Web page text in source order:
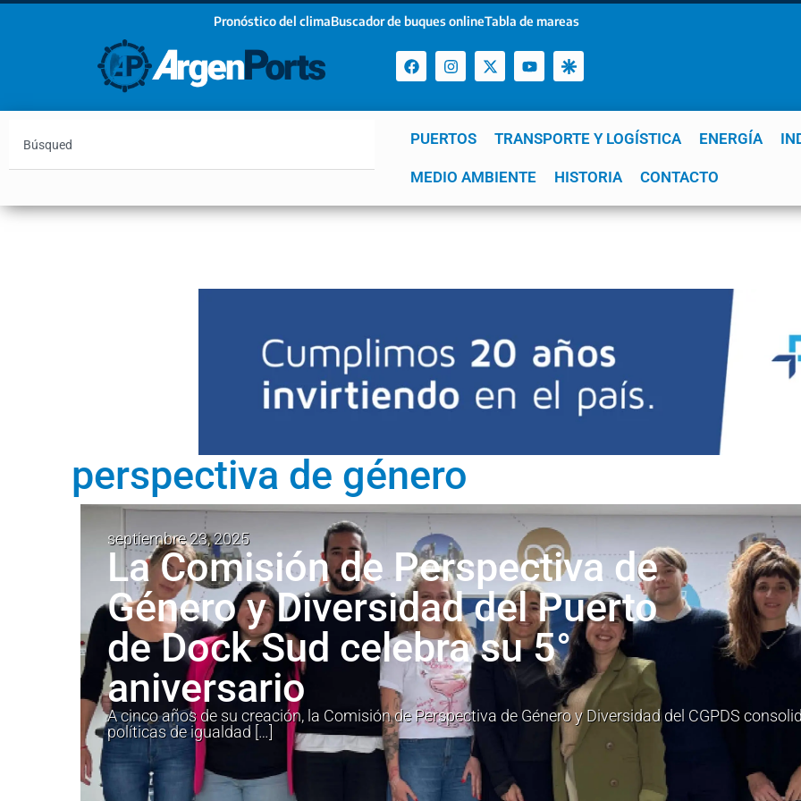
Pronóstico del climaBuscador de buques onlineTabla de mareas
PUERTOS TRANSPORTE Y LOGÍSTICA ENERGÍA
MEDIO AMBIENTE HISTORIA CONTACTO
YPF GNL Mar del Plata Patagonia Quequén
perspectiva de género
septiembre 23, 2025
La Comisión de Perspectiva de
Género y Diversidad del Puerto
de Dock Sud celebra su 5°
aniversario
A cinco años de su creación, la Comisión de Perspectiva de Género y Diversidad del CGPDS
políticas de igualdad […]
¡Sumate a nuestro Newsletter!
Email
Estoy de acuerdo con las condiciones y políticas de